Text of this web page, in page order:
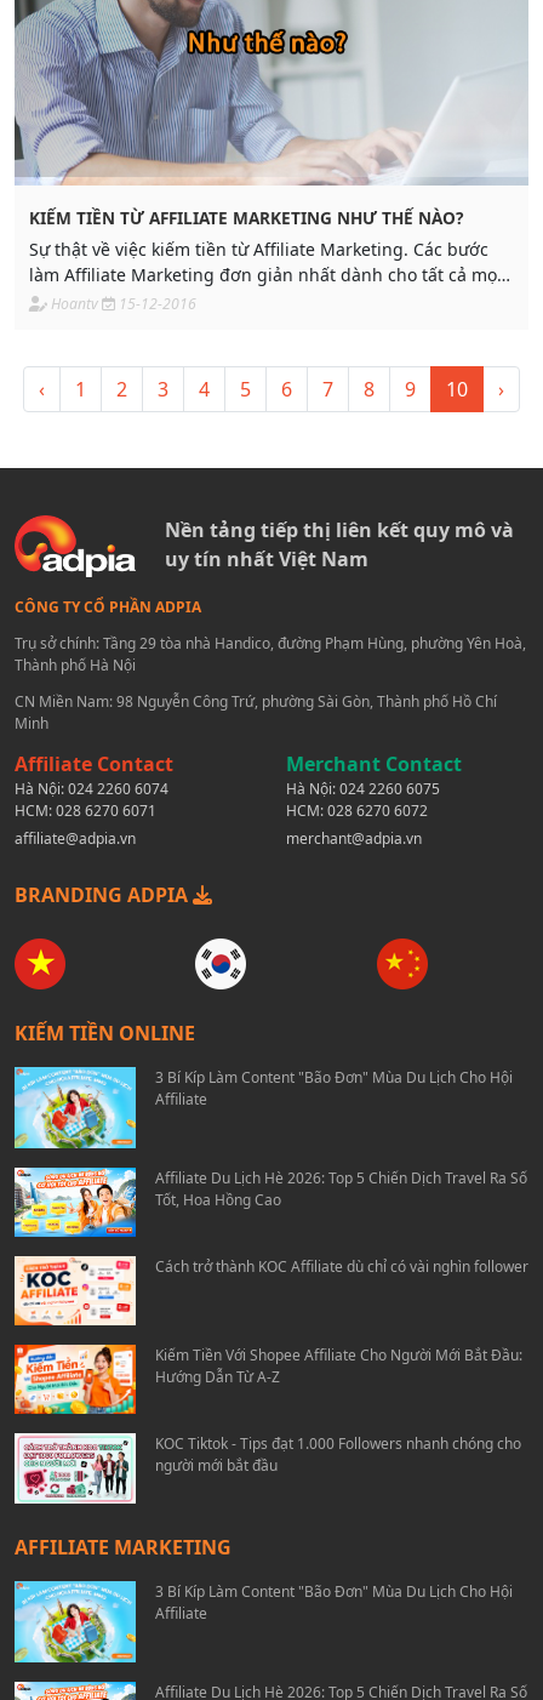
KIẾM TIỀN TỪ AFFILIATE MARKETING NHƯ THẾ NÀO?
Sự thật về việc kiếm tiền từ Affiliate Marketing. Các bước
làm Affiliate Marketing đơn giản nhất dành cho tất cả mọi
người. Đọc hướng dẫn này
Hoantv 15-12-2016
‹ 1 2 3 4 5 6 7 8 9 10 ›
Nền tảng tiếp thị liên kết quy mô và
uy tín nhất Việt Nam
CÔNG TY CỔ PHẦN ADPIA
Trụ sở chính: Tầng 29 tòa nhà Handico, đường Phạm Hùng, phường Yên Hoà,
Thành phố Hà Nội
CN Miền Nam: 98 Nguyễn Công Trứ, phường Sài Gòn, Thành phố Hồ Chí
Minh
Affiliate Contact
Hà Nội:024 2260 6074
HCM:028 6270 6071
affiliate@adpia.vn
Merchant Contact
Hà Nội:024 2260 6075
HCM:028 6270 6072
merchant@adpia.vn
BRANDING ADPIA
KIẾM TIỀN ONLINE
3 Bí Kíp Làm Content "Bão Đơn" Mùa Du Lịch Cho Hội
Affiliate
Affiliate Du Lịch Hè 2026: Top 5 Chiến Dịch Travel Ra Số
Tốt, Hoa Hồng Cao
Cách trở thành KOC Affiliate dù chỉ có vài nghìn follower
Kiếm Tiền Với Shopee Affiliate Cho Người Mới Bắt Đầu:
Hướng Dẫn Từ A-Z
KOC Tiktok - Tips đạt 1.000 Followers nhanh chóng cho
người mới bắt đầu
AFFILIATE MARKETING
3 Bí Kíp Làm Content "Bão Đơn" Mùa Du Lịch Cho Hội
Affiliate
Affiliate Du Lịch Hè 2026: Top 5 Chiến Dịch Travel Ra Số